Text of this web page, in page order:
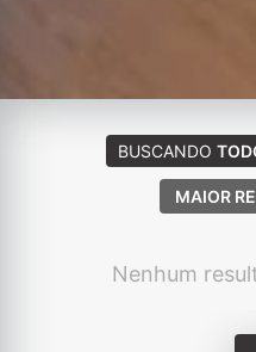
BUSCANDO
MAIOR
Nenhum